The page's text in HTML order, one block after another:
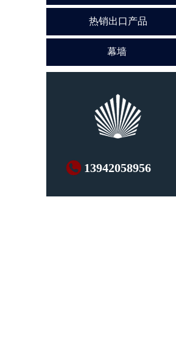
热销出口产品
热销出口产品
幕墙
幕墙
13942058956